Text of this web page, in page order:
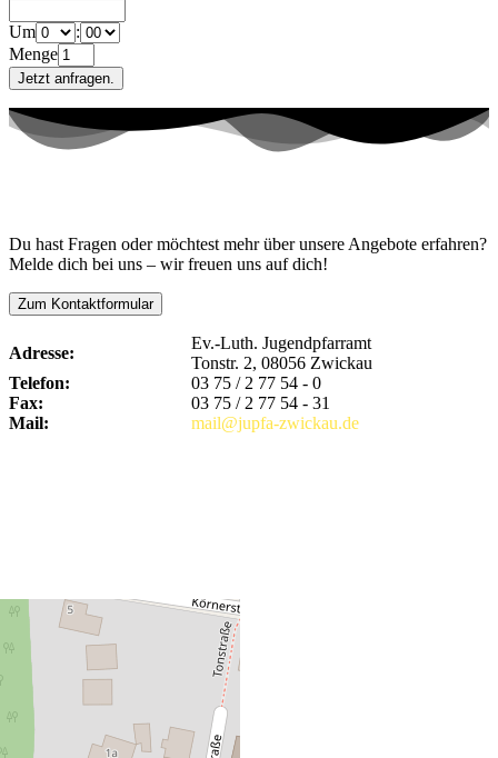
Um
:
Menge
Du hast Fragen oder möchtest mehr über unsere Angebote erfahren?
Melde dich bei uns – wir freuen uns auf dich!
Zum Kontaktformular
Adresse:
Ev.-Luth. Jugendpfarramt
Tonstr. 2, 08056 Zwickau
Telefon:
03 75 / 2 77 54 - 0
Fax:
03 75 / 2 77 54 - 31
Mail:
mail@jupfa-zwickau.de